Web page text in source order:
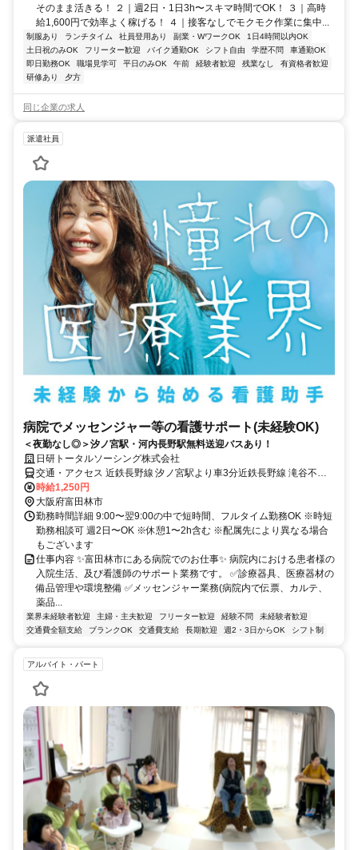
そのまま活きる！ ２｜週2日・1日3h〜スキマ時間でOK！ ３｜高時
給1,600円で効率よく稼げる！ ４｜接客なしでモクモク作業に集中...
制服あり ランチタイム 社員登用あり 副業・WワークOK
1日4時間以内OK
土日祝のみOK
フリーター歓迎 バイク通勤OK シフト自由 学歴不問
車通勤OK
即日勤務OK
職場見学可 平日のみOK 午前 経験者歓迎 残業なし
有資格者歓迎
研修あり
夕方
同じ企業の求人
派遣社員
病院でメッセンジャー等の看護サポート(未経験OK)
＜夜勤なし◎＞汐ノ宮駅・河内長野駅無料送迎バスあり！
日研トータルソーシング株式会社
交通・アクセス 近鉄長野線 汐ノ宮駅より車3分近鉄長野線 滝谷不動
駅より車5分※車通勤OK(駐車場無料)「汐ノ宮駅」「河内長野駅」よ
り無料送迎バスあり
時給1,250円
大阪府富田林市
勤務時間詳細 9:00〜翌9:00の中で短時間、フルタイム勤務OK ※時短
勤務相談可 週2日〜OK ※休憩1〜2h含む ※配属先により異なる場合
もございます
仕事内容 ✨富田林市にある病院でのお仕事✨ 病院内における患者様の
入院生活、及び看護師のサポート業務です。 ✅診療器具、医療器材の
備品管理や環境整備 ✅メッセンジャー業務(病院内で伝票、カルテ、
薬品...
業界未経験者歓迎 主婦・主夫歓迎 フリーター歓迎 経験不問
未経験者歓迎
交通費全額支給
ブランクOK 交通費支給 長期歓迎 週2・3日からOK シフト制
アルバイト・パート